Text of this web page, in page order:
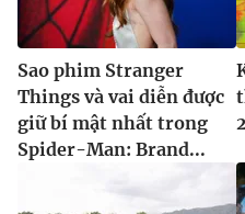
Sao phim Stranger
Things và vai diễn được
giữ bí mật nhất trong
Spider-Man: Brand...